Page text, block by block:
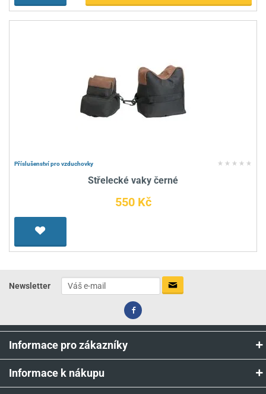
Příslušenství pro vzduchovky
Střelecké vaky černé
550 Kč
Newsletter
Informace pro zákazníky
Informace k nákupu